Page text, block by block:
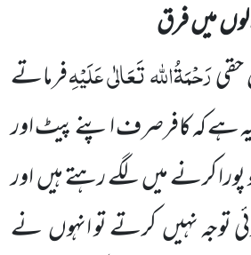
میں فرق
رَحْمَۃُاللہ تَعَالٰی عَلَیْہِفرماتے
ہے کہ کافرصرف اپنے پیٹ اور
کرنے میں لگے رہتے ہیں اور
توجہ نہیں کرتے تو انہوں نے